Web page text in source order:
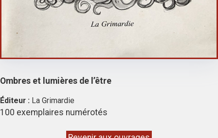
Ombres et lumières de l’être
Éditeur : La Grimardie
100 exemplaires numérotés